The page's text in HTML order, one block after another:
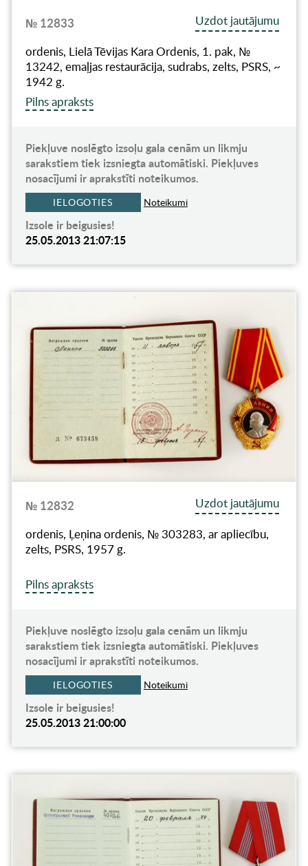
№ 12833
Uzdot jautājumu
ordenis, Lielā Tēvijas Kara Ordenis, 1. pak, №
13242, emaļjas restaurācija, sudrabs, zelts, PSRS, ~
1942 g.
Pilns apraksts
Piekļuve noslēgto izsoļu gala cenām un likmju
sarakstiem tiek izsniegta automātiski. Piekļuves
nosacījumi ir aprakstīti noteikumos.
IELOGOTIES Noteikumi
Izsole ir beigusies!
25.05.2013 21:07:15
№ 12832
Uzdot jautājumu
ordenis, Ļeņina ordenis, № 303283, ar apliecību,
zelts, PSRS, 1957 g.
Pilns apraksts
Piekļuve noslēgto izsoļu gala cenām un likmju
sarakstiem tiek izsniegta automātiski. Piekļuves
nosacījumi ir aprakstīti noteikumos.
IELOGOTIES Noteikumi
Izsole ir beigusies!
25.05.2013 21:00:00